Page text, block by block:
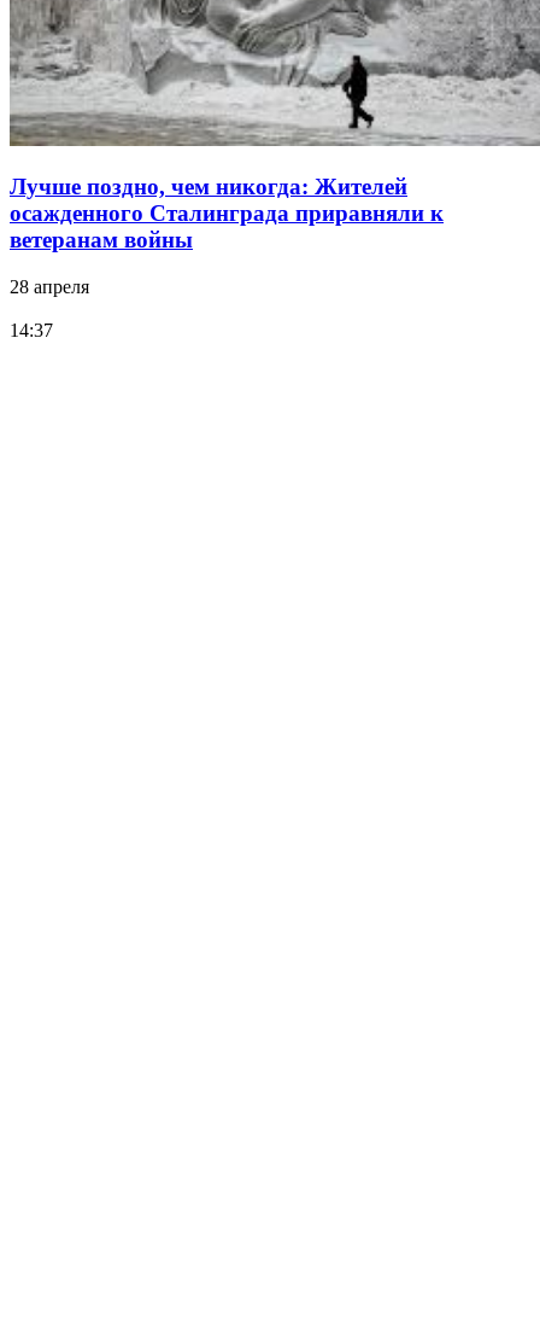
Лучше поздно, чем никогда: Жителей
осажденного Сталинграда приравняли к
ветеранам войны
28 апреля
14:37